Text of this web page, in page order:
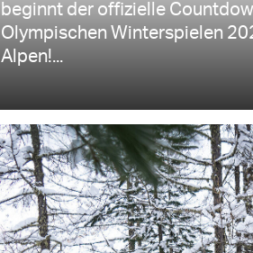
beginnt der offizielle
Olympischen Winterspielen
Alpen!...